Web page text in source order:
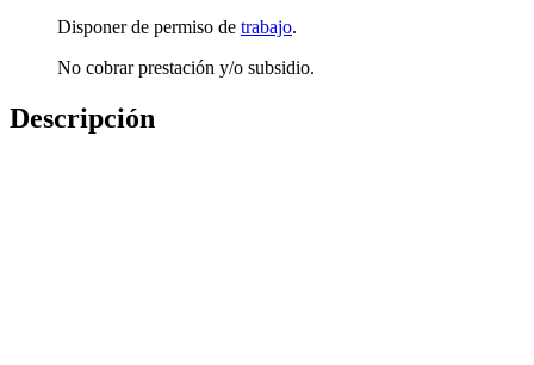
Disponer de permiso de trabajo.
No cobrar prestación y/o subsidio.
Descripción